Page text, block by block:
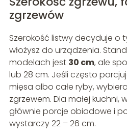
zgrzewów
Szerokość listwy decyduje o
włożysz do urządzenia.
modelach jest 30 cm, ale
lub 28 cm. Jeśli często
mięsa albo całe ryby,
zgrzewem. Dla małej kuchni,
głównie porcje obiadowe i
wystarczy 22 – 26 cm.